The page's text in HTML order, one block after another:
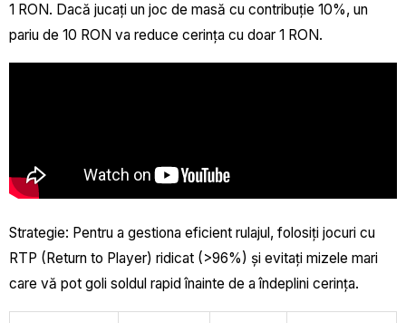
1 RON. Dacă jucați un joc de masă cu contribuție 10%, un
pariu de 10 RON va reduce cerința cu doar 1 RON.
Strategie: Pentru a gestiona eficient rulajul, folosiți jocuri cu
RTP (Return to Player) ridicat (>96%) și evitați mizele mari
care vă pot goli soldul rapid înainte de a îndeplini cerința.